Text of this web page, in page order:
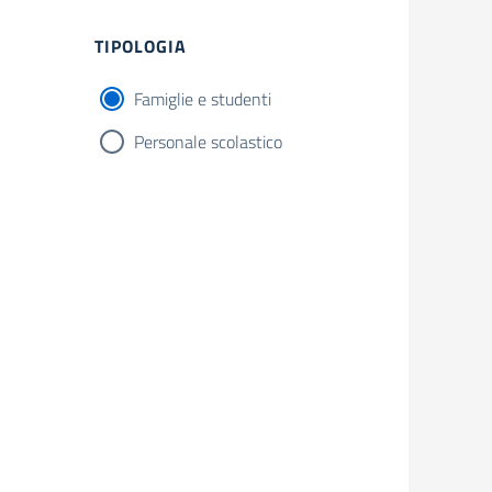
TIPOLOGIA
Famiglie e studenti
Personale scolastico